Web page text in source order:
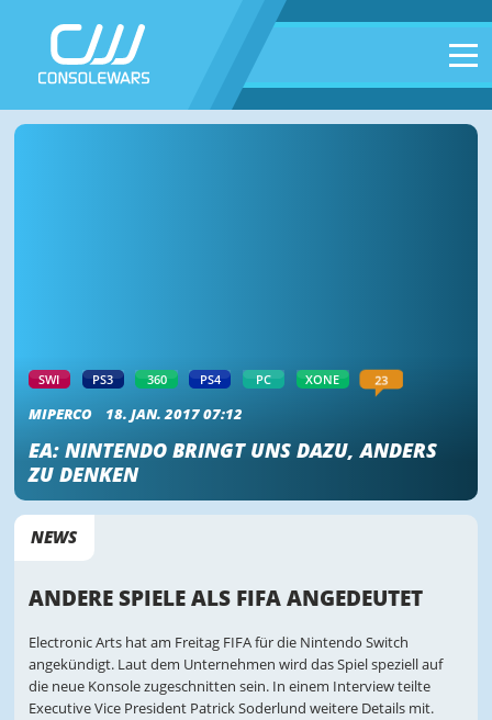
SWI PS3 360 PS4 PC XONE
23
MIPERCO
18. JAN. 2017 07:12
EA: NINTENDO BRINGT UNS DAZU, ANDERS
ZU DENKEN
NEWS
ANDERE SPIELE ALS FIFA ANGEDEUTET
Electronic Arts hat am Freitag FIFA für die Nintendo Switch
angekündigt. Laut dem Unternehmen wird das Spiel speziell auf
die neue Konsole zugeschnitten sein. In einem Interview teilte
Executive Vice President Patrick Soderlund weitere Details mit.